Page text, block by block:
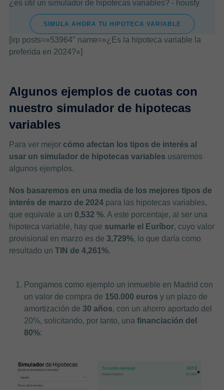
¿es útil un simulador de hipotecas variables? - housfy
SIMULA AHORA TU HIPOTECA VARIABLE
[irp posts=»53964″ name=»¿Es la hipoteca variable la
preferida en 2024?»]
Algunos ejemplos de cuotas con
nuestro simulador de hipotecas
variables
Para ver mejor cómo afectan los tipos de interés al
usar un simulador de hipotecas variables usaremos
algunos ejemplos.
Nos basaremos en una media de los mejores tipos de
interés de marzo de 2024 para las hipotecas variables,
que equivale a un 0,532 %. A este porcentaje, al ser una
hipoteca variable, hay que sumarle el Euríbor, cuyo valor
provisional en marzo es de 3,729%, lo que daría como
resultado un TIN de 4,261%.
Pongamos como ejemplo un inmueble en Madrid con
un valor de compra de 150.000 euros y un plazo de
amortización de 30 años, con un ahorro aportado del
20%, solicitando, por tanto, unafinanciación del
80%: